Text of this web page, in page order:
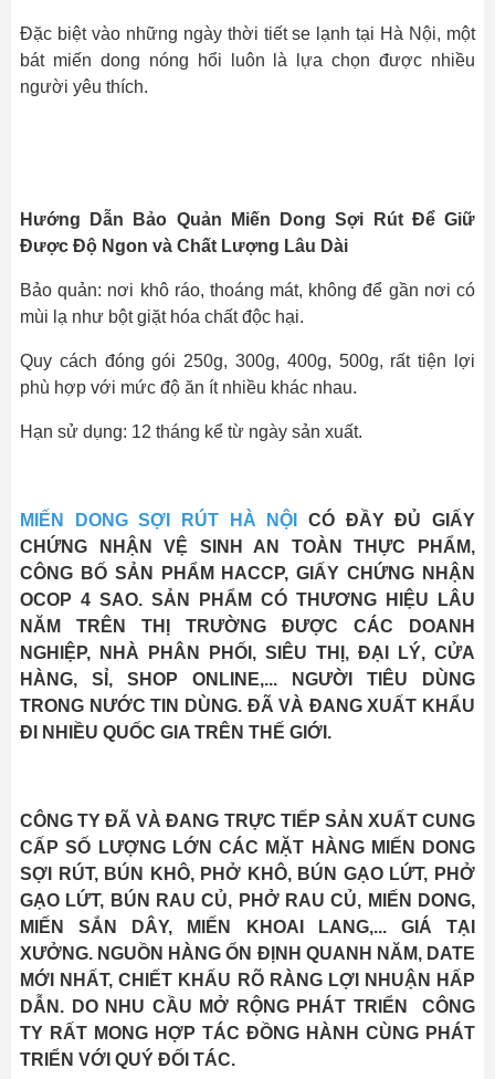
Đặc biệt vào những ngày thời tiết se lạnh tại Hà Nội, một
bát miến dong nóng hổi luôn là lựa chọn được nhiều
người yêu thích.
Hướng Dẫn Bảo Quản Miến Dong Sợi Rút Để Giữ
Được Độ Ngon và Chất Lượng Lâu Dài
Bảo quản: nơi khô ráo, thoáng mát, không để gần nơi có
mùi lạ như bột giặt hóa chất độc hại.
Quy cách đóng gói 250g, 300g, 400g, 500g, rất tiện lợi
phù hợp với mức độ ăn ít nhiều khác nhau.
Hạn sử dụng: 12 tháng kể từ ngày sản xuất.
MIẾN DONG SỢI RÚT HÀ NỘI
CÓ ĐẦY ĐỦ GIẤY
CHỨNG NHẬN VỆ SINH AN TOÀN THỰC PHẨM,
CÔNG BỐ SẢN PHẨM HACCP, GIẤY CHỨNG NHẬN
OCOP 4 SAO. SẢN PHẨM CÓ THƯƠNG HIỆU LÂU
NĂM TRÊN THỊ TRƯỜNG ĐƯỢC CÁC DOANH
NGHIỆP, NHÀ PHÂN PHỐI, SIÊU THỊ, ĐẠI LÝ, CỬA
HÀNG, SỈ, SHOP ONLINE,... NGƯỜI TIÊU DÙNG
TRONG NƯỚC TIN DÙNG. ĐÃ VÀ ĐANG XUẤT KHẨU
ĐI NHIỀU QUỐC GIA TRÊN THẾ GIỚI.
CÔNG TY ĐÃ VÀ ĐANG TRỰC TIẾP SẢN XUẤT CUNG
CẤP SỐ LƯỢNG LỚN CÁC MẶT HÀNG MIẾN DONG
SỢI RÚT, BÚN KHÔ, PHỞ KHÔ, BÚN GẠO LỨT, PHỞ
GẠO LỨT, BÚN RAU CỦ, PHỞ RAU CỦ, MIẾN DONG,
MIẾN SẮN DÂY, MIẾN KHOAI LANG,... GIÁ TẠI
XƯỞNG. NGUỒN HÀNG ỔN ĐỊNH QUANH NĂM, DATE
MỚI NHẤT, CHIẾT KHẤU RÕ RÀNG LỢI NHUẬN HẤP
DẪN. DO NHU CẦU MỞ RỘNG PHÁT TRIỂN CÔNG
TY RẤT MONG HỢP TÁC ĐỒNG HÀNH CÙNG PHÁT
TRIỂN VỚI QUÝ ĐỐI TÁC.